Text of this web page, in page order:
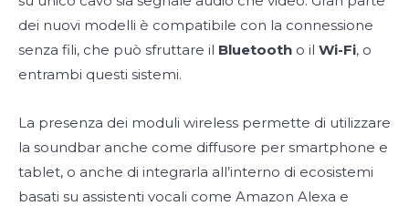
dei nuovi modelli è compatibile con la connessione
senza fili, che può sfruttare il Bluetooth o il Wi-Fi, o
entrambi questi sistemi.
La presenza dei moduli wireless permette di utilizzare
la soundbar anche come diffusore per smartphone e
tablet, o anche di integrarla all’interno di ecosistemi
basati su assistenti vocali come Amazon Alexa e